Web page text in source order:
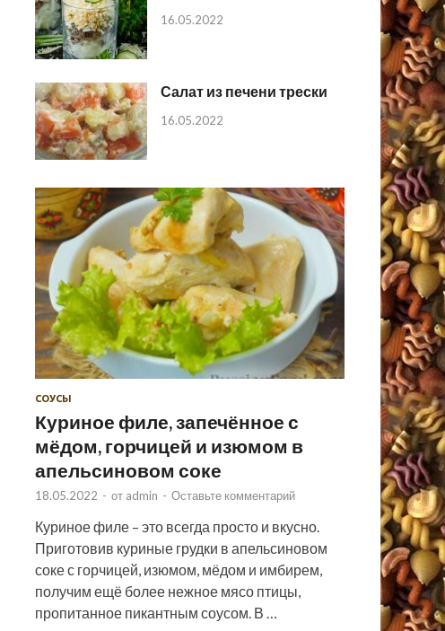
16.05.2022
Салат из печени трески
16.05.2022
СОУСЫ
Куриное филе, запечённое с
мёдом, горчицей и изюмом в
апельсиновом соке
18.05.2022 - от admin - Оставьте комментарий
Куриное филе – это всегда просто и вкусно.
Приготовив куриные грудки в апельсиновом
соке с горчицей, изюмом, мёдом и имбирем,
получим ещё более нежное мясо птицы,
пропитанное пикантным соусом. В …